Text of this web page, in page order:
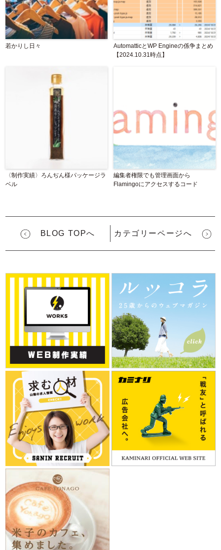
若かりし日々
AutomatticとWP Engineの係争まとめ
【2024.10.31時点】
〈制作実績〉ろんぢん様パッケージラ
ベル
編集者権限でも管理画面から
Flamingoにアクセスするコード
BLOG TOPへ カテゴリーページへ